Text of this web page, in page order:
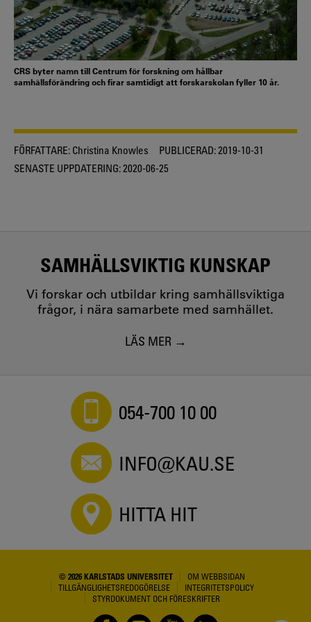
CRS byter namn till Centrum för forskning om hållbar
samhällsförändring och firar samtidigt att forskarskolan fyller 10 år.
FÖRFATTARE: Christina Knowles PUBLICERAD:2019-10-31
SENASTE UPPDATERING:2020-06-25
SAMHÄLLSVIKTIG KUNSKAP
Vi forskar och utbildar kring samhällsviktiga
frågor, i nära samarbete med samhället.
LÄS MER
054-700 10 00
INFO@KAU.SE
HITTA HIT
© 2026 KARLSTADS UNIVERSITET
OM WEBBSIDAN
TILLGÄNGLIGHETSREDOGÖRELSE
INTEGRITETSPOLICY
STYRDOKUMENT OCH FÖRESKRIFTER